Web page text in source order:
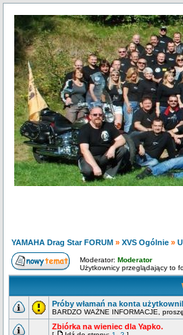
YAMAHA Drag Star FORUM » XVS Ogólnie »
Moderator: Moderator
Użytkownicy przeglądający to
Próby włamań na konta
BARDZO WAŻNE INFORMACJE,
Zbiórka na wieniec dla Yapko.